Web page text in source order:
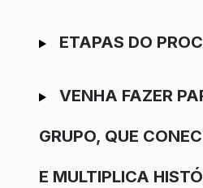
ETAPAS DO
VENHA FAZER
GRUPO, QUE
E MULTIPLICA